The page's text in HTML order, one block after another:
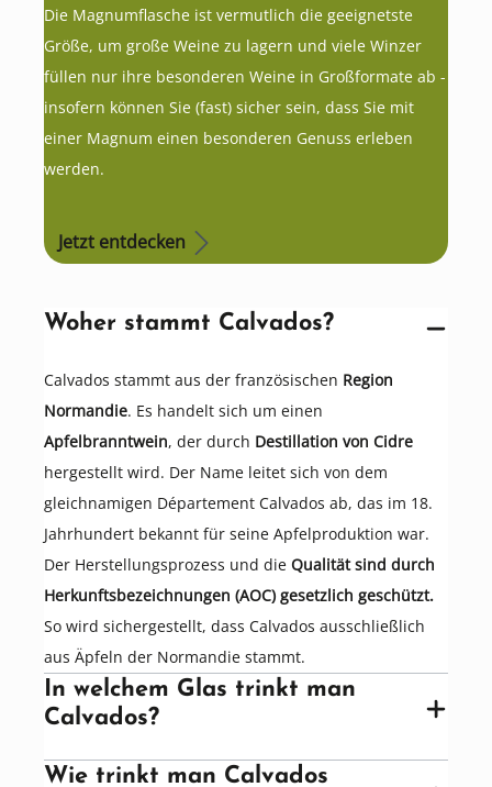
Die Magnumflasche ist vermutlich die geeignetste
Größe, um große Weine zu lagern und viele Winzer
füllen nur ihre besonderen Weine in Großformate ab -
insofern können Sie (fast) sicher sein, dass Sie mit
einer Magnum einen besonderen Genuss erleben
werden.
Jetzt entdecken
Woher stammt Calvados?
Calvados stammt aus der französischen Region
Normandie. Es handelt sich um einen
Apfelbranntwein, der durch Destillation von Cidre
hergestellt wird. Der Name leitet sich von dem
gleichnamigen Département Calvados ab, das im 18.
Jahrhundert bekannt für seine Apfelproduktion war.
Der Herstellungsprozess und die Qualität sind durch
Herkunftsbezeichnungen (AOC) gesetzlich geschützt.
So wird sichergestellt, dass Calvados ausschließlich
aus Äpfeln der Normandie stammt.
In welchem Glas trinkt man
Calvados?
Wie trinkt man Calvados